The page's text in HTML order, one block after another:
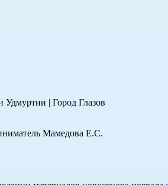
Удмуртии | Город Глазов
Мамедова Е.С.